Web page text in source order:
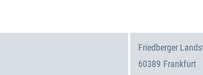
Friedberger
60389 Frankfurt